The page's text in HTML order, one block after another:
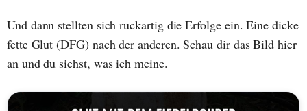
Und dann stellten sich ruckartig die Erfolge ein. Eine dicke
fette Glut (DFG) nach der anderen. Schau dir das Bild hier
an und du siehst, was ich meine.